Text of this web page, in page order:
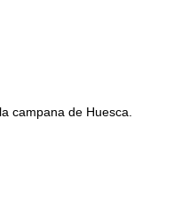
campana de Huesca.